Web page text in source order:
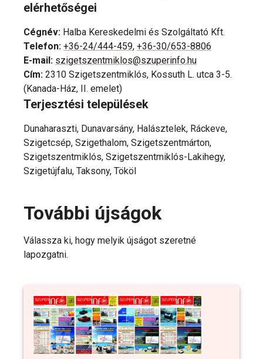
elérhetőségei
Cégnév: Halba Kereskedelmi és Szolgáltató Kft.
Telefon: +36-24/444-459, +36-30/653-8806
E-mail: szigetszentmiklos@szuperinfo.hu
Cím: 2310 Szigetszentmiklós, Kossuth L. utca 3-5.
(Kanada-Ház, II. emelet)
Terjesztési települések
Dunaharaszti, Dunavarsány, Halásztelek, Ráckeve,
Szigetcsép, Szigethalom, Szigetszentmárton,
Szigetszentmiklós, Szigetszentmiklós-Lakihegy,
Szigetújfalu, Taksony, Tököl
További újságok
Válassza ki, hogy melyik újságot szeretné
lapozgatni.